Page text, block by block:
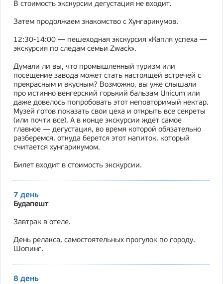
В стоимость экскурсии дегустация не входит.
Затем продолжаем знакомство с Хунгарикумов.
12:30-14:00 — пешеходная экскурсия «Капля успеха —
экскурсия по следам семьи Zwack».
Думали ли вы, что промышленный туризм или
посещение завода может стать настоящей встречей с
прекрасным и вкусным? Возможно, вы уже слышали
про истинно венгерский горький бальзам Unicum или
даже довелось попробовать этот неповторимый нектар.
Музей готов показать свои цеха и открыть все секреты
(или почти все). А в конце экскурсии ждет самое
главное — дегустация, во время которой обязательно
разберемся, откуда берется этот напиток, который
считается хунгарикумом.
Билет входит в стоимость экскурсии.
7 день
Будапешт
Завтрак в отеле.
День релакса, самостоятельных прогулок по городу.
Шопинг.
8 день